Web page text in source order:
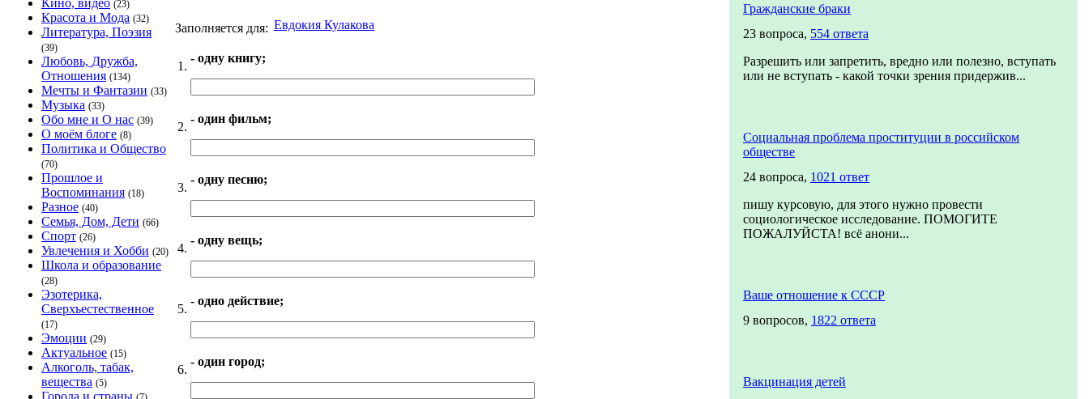
Кино, видео (23)
Красота и Мода (32)
Литература, Поэзия
(39)
Любовь, Дружба,
Отношения (134)
Мечты и Фантазии (33)
Музыка (33)
Обо мне и О нас (39)
О моём блоге (8)
Политика и Общество
(70)
Прошлое и
Воспоминания (18)
Разное (40)
Семья, Дом, Дети (66)
Спорт (26)
Увлечения и Хобби (20)
Школа и образование
(28)
Эзотерика,
Сверхъестественное
(17)
Эмоции (29)
Актуальное (15)
Алкоголь, табак,
вещества (5)
Города и страны
Заполняется для: Евдокия Кулакова
1.
- одну книгу;
2.
- один фильм;
3.
- одну песню;
4.
- одну вещь;
5.
- одно действие;
6.
- один город;
Гражданские браки
23 вопроса, 554 ответа
Разрешить или запретить, вредно или полезно, вступать
или не вступать - какой точки зрения придержив...
Социальная проблема проституции в российском
обществе
24 вопроса, 1021 ответ
пишу курсовую, для этого нужно провести
социологическое исследование. ПОМОГИТЕ
ПОЖАЛУЙСТА! всё анони...
Ваше отношение к СССР
9 вопросов, 1822 ответа
Вакцинация детей